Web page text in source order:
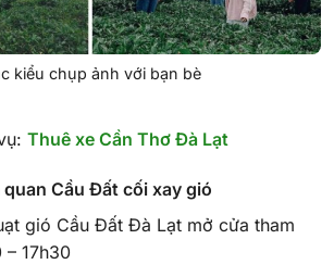
kiểu chụp ảnh với bạn bè
Thuê xe Cần Thơ Đà Lạt
Cầu Đất cối xay gió
gió Cầu Đất Đà Lạt mở cửa tham
17h30